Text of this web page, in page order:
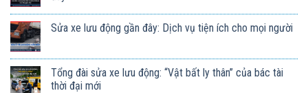
Sửa xe lưu động gần đây: Dịch vụ tiện ích cho mọi người
Tổng đài sửa xe lưu động: “Vật bất ly thân” của bác tài
thời đại mới